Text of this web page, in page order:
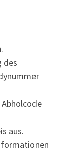
des
aus.